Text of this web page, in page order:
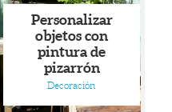
Personalizar
objetos con
pintura de
pizarrón
Decoración